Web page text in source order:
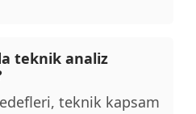
teknik analiz
teknik kapsam